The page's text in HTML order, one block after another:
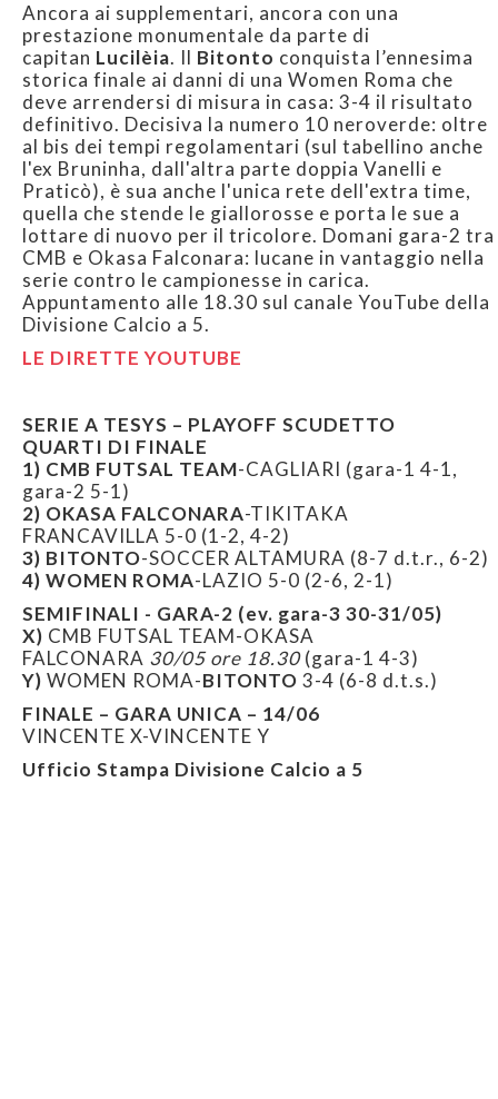
Ancora ai supplementari, ancora con una
prestazione monumentale da parte di
capitan Lucilèia. Il Bitonto conquista l’ennesima
storica finale ai danni di una Women Roma che
deve arrendersi di misura in casa: 3-4 il risultato
definitivo. Decisiva la numero 10 neroverde: oltre
al bis dei tempi regolamentari (sul tabellino anche
l'ex Bruninha, dall'altra parte doppia Vanelli e
Praticò), è sua anche l'unica rete dell'extra time,
quella che stende le giallorosse e porta le sue a
lottare di nuovo per il tricolore. Domani gara-2 tra
CMB e Okasa Falconara: lucane in vantaggio nella
serie contro le campionesse in carica.
Appuntamento alle 18.30 sul canale YouTube della
Divisione Calcio a 5.
LE DIRETTE YOUTUBE
SERIE A TESYS – PLAYOFF SCUDETTO
QUARTI DI FINALE
1) CMB FUTSAL TEAM-CAGLIARI (gara-1 4-1,
gara-2 5-1)
2) OKASA FALCONARA-TIKITAKA
FRANCAVILLA 5-0 (1-2, 4-2)
3) BITONTO-SOCCER ALTAMURA (8-7 d.t.r., 6-2)
4) WOMEN ROMA-LAZIO 5-0 (2-6, 2-1)
SEMIFINALI - GARA-2 (ev. gara-3 30-31/05)
X) CMB FUTSAL TEAM-OKASA
FALCONARA 30/05 ore 18.30(gara-1 4-3)
Y) WOMEN ROMA-BITONTO 3-4 (6-8 d.t.s.)
FINALE – GARA UNICA – 14/06
VINCENTE X-VINCENTE Y
Ufficio Stampa Divisione Calcio a 5